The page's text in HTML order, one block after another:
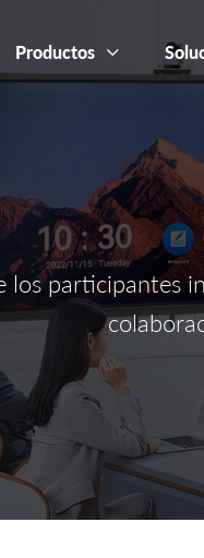
Productos
los participantes